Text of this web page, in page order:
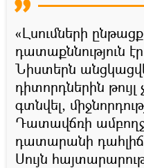
«Լսումների
դատաքննություն
Նիստերն
դիտորդներին
գտնվել,
Դատավճռի
դատարանի
Սույն